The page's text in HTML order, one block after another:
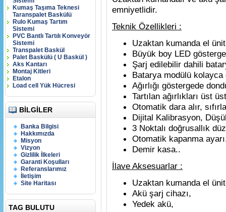
Kumaş Taşıma Teknesi
Taranspalet Baskülü
Rulo Kumaş Tartım
Sistemi
PVC Bantlı Tartılı Konveyör
Sistemi
Transpalet Baskül
Palet Baskülü ( U Baskül )
Aks Kantarı
Montaj Kitleri
Etalon
Load cell Yük Hücresi
BILGILER
Banka Bilgisi
Hakkımızda
Misyon
Vizyon
Gizlilik İlkeleri
Garanti Koşulları
Referanslarımız
İletişim
Site Haritası
TAG BULUTU
emniyetlidir.
Teknik Özellikleri :
Uzaktan kumanda el
Büyük boy LED
Şarj edilebilir dahili
Batarya modülü
Ağırlığı göstergede
Tartılan ağırlıkları üst
Otomatik dara alır,
Dijital Kalibrasyon,
3 Noktalı doğrusallık
Otomatik kapanma
Demir kasa..
İlave Aksesuarlar :
Uzaktan kumanda el
Akü şarj cihazı,
Yedek akü,